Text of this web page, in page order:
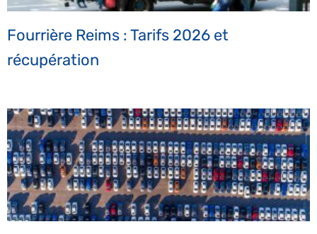
Fourrière Reims : Tarifs 2026 et
récupération